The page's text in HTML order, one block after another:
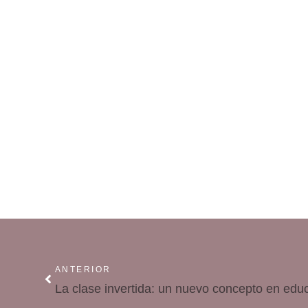
ANTERIOR
La clase invertida: un nuevo concepto en